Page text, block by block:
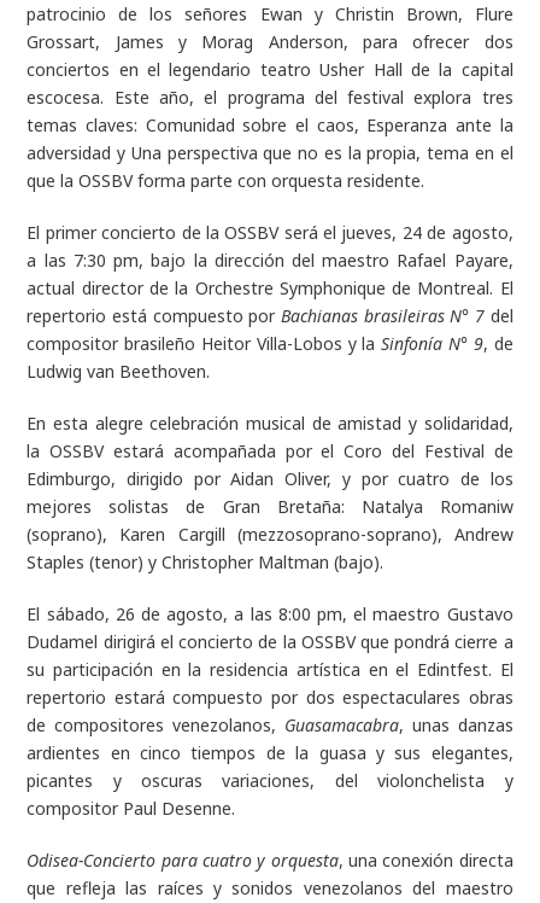
patrocinio de los señores Ewan y Christin Brown, Flure
Grossart, James y Morag Anderson, para ofrecer dos
conciertos en el legendario teatro Usher Hall de la capital
escocesa. Este año, el programa del festival explora tres
temas claves: Comunidad sobre el caos, Esperanza ante la
adversidad y Una perspectiva que no es la propia, tema en el
que la OSSBV forma parte con orquesta residente.
El primer concierto de la OSSBV será el jueves, 24 de agosto,
a las 7:30 pm, bajo la dirección del maestro Rafael Payare,
actual director de la Orchestre Symphonique de Montreal. El
repertorio está compuesto por Bachianas brasileiras N° 7del
compositor brasileño Heitor Villa-Lobos y laSinfonía N° 9, de
Ludwig van Beethoven.
En esta alegre celebración musical de amistad y solidaridad,
la OSSBV estará acompañada por el Coro del Festival de
Edimburgo, dirigido por Aidan Oliver, y por cuatro de los
mejores solistas de Gran Bretaña: Natalya Romaniw
(soprano), Karen Cargill (mezzosoprano-soprano), Andrew
Staples (tenor) y Christopher Maltman (bajo).
El sábado, 26 de agosto, a las 8:00 pm, el maestro Gustavo
Dudamel dirigirá el concierto de la OSSBV que pondrá cierre a
su participación en la residencia artística en el Edintfest. El
repertorio estará compuesto por dos espectaculares obras
de compositores venezolanos, Guasamacabra, unas danzas
ardientes en cinco tiempos de la guasa y sus elegantes,
picantes y oscuras variaciones,
del violonchelista y
compositor Paul Desenne.
Odisea-Concierto para cuatro y orquesta, una conexión directa
que refleja las raíces y sonidos venezolanos del maestro